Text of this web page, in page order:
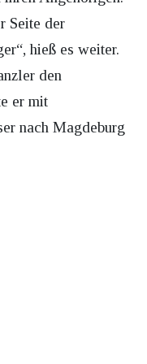
Seite der
hieß es weiter.
den
er mit
nach Magdeburg